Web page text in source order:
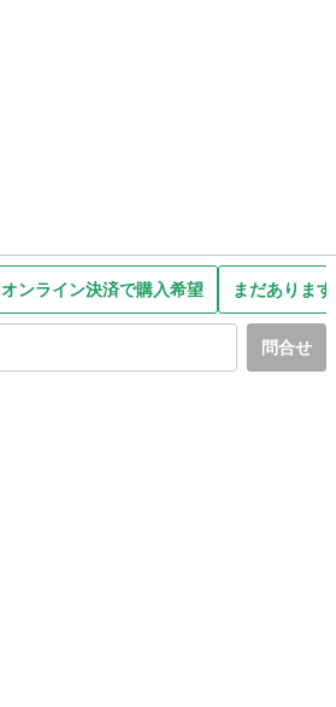
オンライン決済で購入希望 まだありま
問合せ